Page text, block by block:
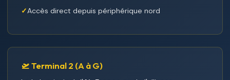
Accès direct depuis périphérique nord
🛫 Terminal 2 (A à G)